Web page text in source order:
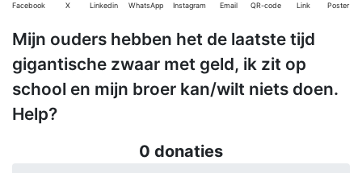
Facebook X Linkedin WhatsApp Instagram Email QR-code Link Poster
Mijn ouders hebben het de laatste tijd
gigantische zwaar met geld, ik zit op
school en mijn broer kan/wilt niets doen.
Help?
0 donaties